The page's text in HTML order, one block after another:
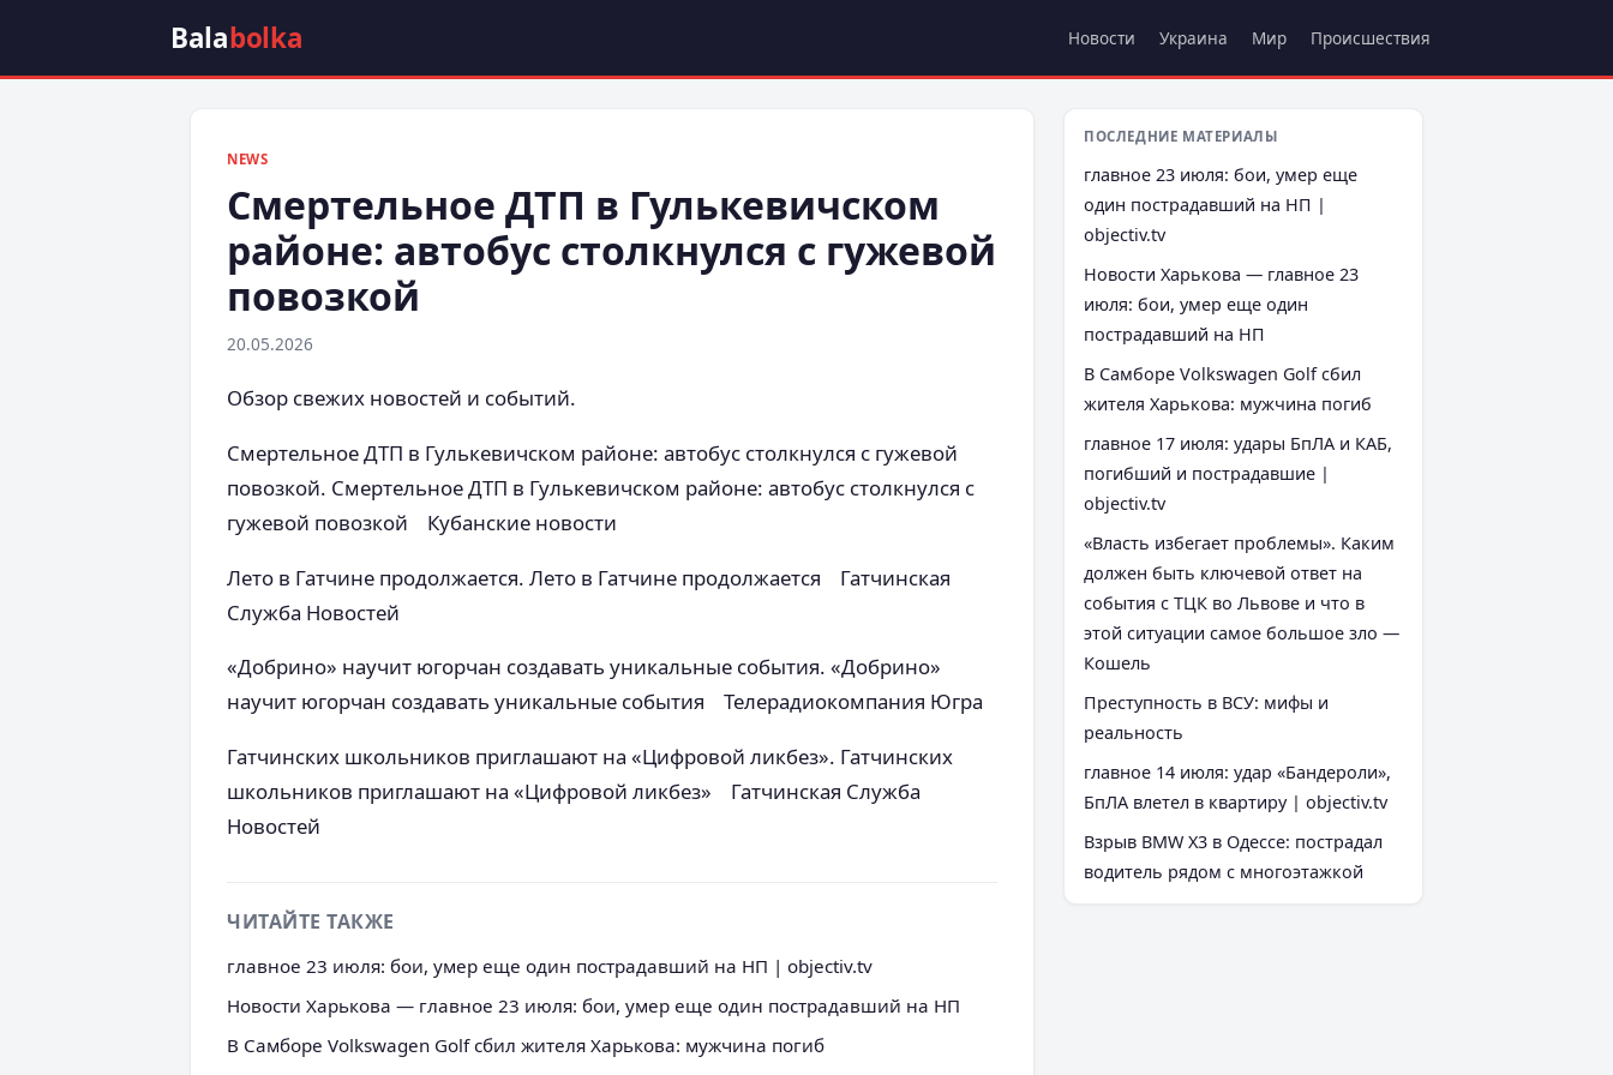
Balabolka Новости Украина Мир Происшествия
NEWS
Смертельное ДТП в Гулькевичском
районе: автобус столкнулся с гужевой
повозкой
20.05.2026
Обзор свежих новостей и событий.
Смертельное ДТП в Гулькевичском районе: автобус столкнулся с гужевой
повозкой. Смертельное ДТП в Гулькевичском районе: автобус столкнулся с
гужевой повозкой Кубанские новости
Лето в Гатчине продолжается. Лето в Гатчине продолжается Гатчинская
Служба Новостей
«Добрино» научит югорчан создавать уникальные события. «Добрино»
научит югорчан создавать уникальные события Телерадиокомпания Югра
Гатчинских школьников приглашают на «Цифровой ликбез». Гатчинских
школьников приглашают на «Цифровой ликбез» Гатчинская Служба
Новостей
ЧИТАЙТЕ ТАКЖЕ
главное 23 июля: бои, умер еще один пострадавший на НП | objectiv.tv
Новости Харькова — главное 23 июля: бои, умер еще один пострадавший на НП
В Самборе Volkswagen Golf сбил жителя Харькова: мужчина погиб
ПОСЛЕДНИЕ МАТЕРИАЛЫ
главное 23 июля: бои, умер еще
один пострадавший на НП |
objectiv.tv
Новости Харькова — главное 23
июля: бои, умер еще один
пострадавший на НП
В Самборе Volkswagen Golf сбил
жителя Харькова: мужчина погиб
главное 17 июля: удары БпЛА и КАБ,
погибший и пострадавшие |
objectiv.tv
«Власть избегает проблемы». Каким
должен быть ключевой ответ на
события с ТЦК во Львове и что в
этой ситуации самое большое зло —
Кошель
Преступность в ВСУ: мифы и
реальность
главное 14 июля: удар «Бандероли»,
БпЛА влетел в квартиру | objectiv.tv
Взрыв BMW X3 в Одессе: пострадал
водитель рядом с многоэтажкой